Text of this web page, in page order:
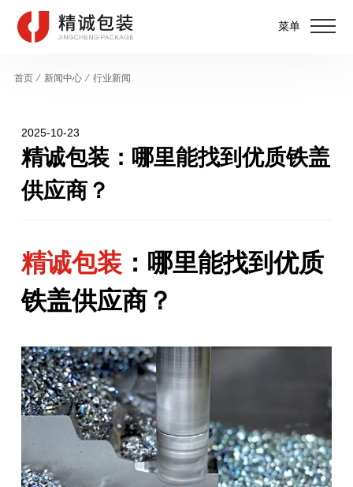
菜单
首页⁄ 新闻中心⁄ 行业新闻
2025-10-23
精诚包装：哪里能找到优质铁盖
供应商？
精诚包装 ：哪里能找到优质
铁盖供应商？